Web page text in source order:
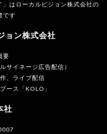
」はローカルビジョン株式会社の
です
ョン株式会社
要
サイネージ広告配信）
、ライブ配信
ース「KOLO」
社